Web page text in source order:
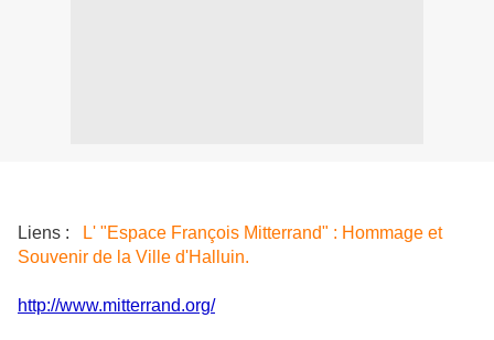
Liens :
L' "Espace François Mitterrand" : Hommage et
Souvenir de la Ville d'Halluin.
http://www.mitterrand.org/